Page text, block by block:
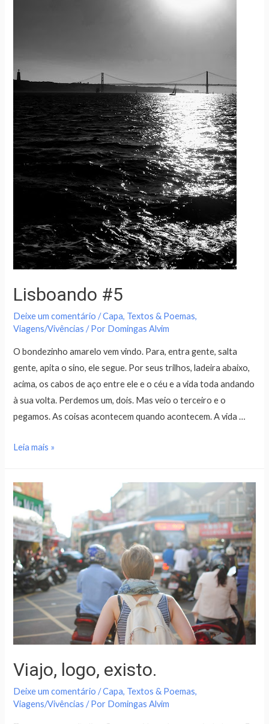
Lisboando #5
Deixe um comentário /Capa, Textos & Poemas,
Viagens/Vivências / Por Domingas Alvim
O bondezinho amarelo vem vindo. Para, entra gente, salta
gente, apita o sino, ele segue. Por seus trilhos, ladeira abaixo,
acima, os cabos de aço entre ele e o céu e a vida toda andando
à sua volta. Perdemos um, dois. Mas veio o terceiro e o
pegamos. As coisas acontecem quando acontecem. A vida …
Leia mais »
Viajo, logo, existo.
Deixe um comentário /Capa, Textos & Poemas,
Viagens/Vivências / Por Domingas Alvim